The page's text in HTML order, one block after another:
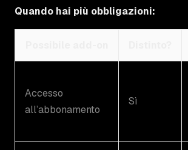
Quando hai più obbligazioni:
Accesso
all’abbonamento
Sì